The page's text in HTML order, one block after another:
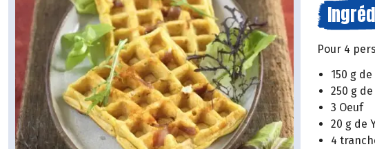
Pour 4
150 g
250 g
3 Oeuf
20 g de
4